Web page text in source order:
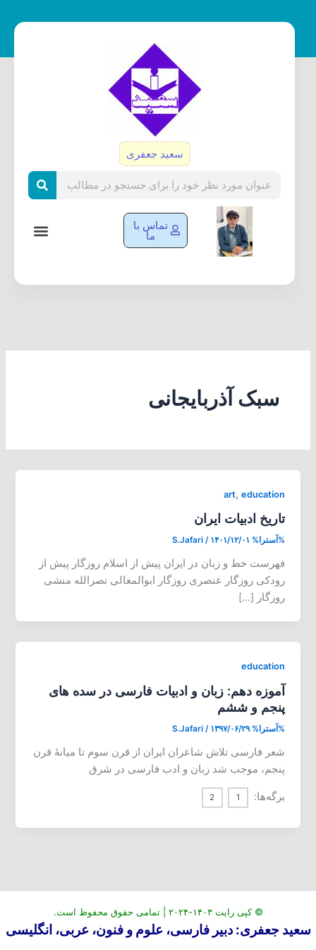
سعید جعفری
تماس با
ما
سبک آذربایجانی
art, education
تاریخ ادبیات ایران
%آسترا% S.Jafari / ۱۴۰۱/۱۲/۰۱
فهرست خط و زبان در ایران پیش از اسلام روزگار پیش از
رودکی روزگار عنصری روزگار ابوالمعالی نصرالله منشی
روزگار […]
education
آموزه دهم: زبان و ادبیات فارسی در سده های
پنجم و ششم
%آسترا% S.Jafari / ۱۳۹۷/۰۶/۲۹
شعر فارسی تلاش شاعران ایران از قرن سوم تا میانۀ قرن
پنجم، موجب شد زبان و ادب فارسی در شرق
برگه‌ها: 1
2
© کپی رایت ۱۴۰۳-۲۰۲۴ | تمامی حقوق محفوظ است.
سعید جعفری: دبیر فارسی، علوم و فنون، عربی، انگلیسی